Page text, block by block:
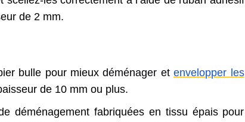
de 2 mm.
bulle pour mieuxdéménager etenvelopper les
de 10 mm ou plus.
déménagement fabriquées en tissu épais pour